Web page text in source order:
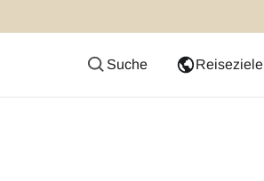
Suche Reiseziele